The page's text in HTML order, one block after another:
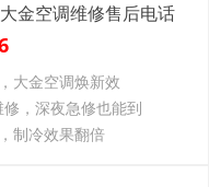
金空调维修售后电话
大金空调焕新效
，深夜急修也能到
制冷效果翻倍